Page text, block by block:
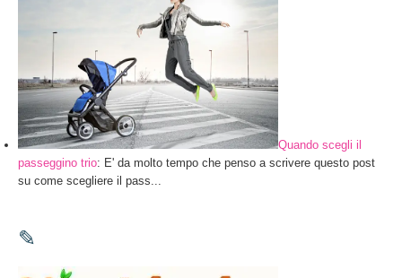
Quando scegli il
passeggino trio: E' da molto tempo che penso a scrivere questo post
su come scegliere il pass...
✎